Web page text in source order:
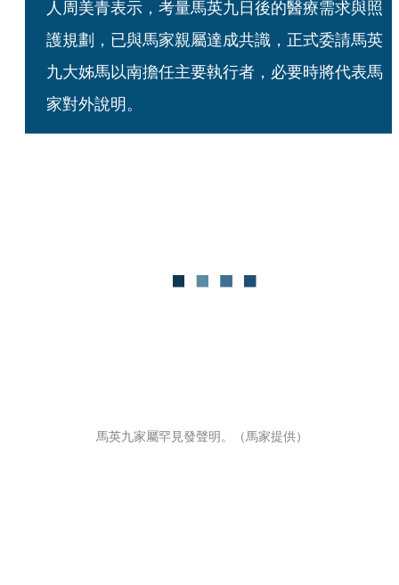
人周美青表示，考量馬英九日後的醫療需求與照
護規劃，已與馬家親屬達成共識，正式委請馬英
九大姊馬以南擔任主要執行者，必要時將代表馬
家對外說明。
馬英九家屬罕見發聲明。（馬家提供）